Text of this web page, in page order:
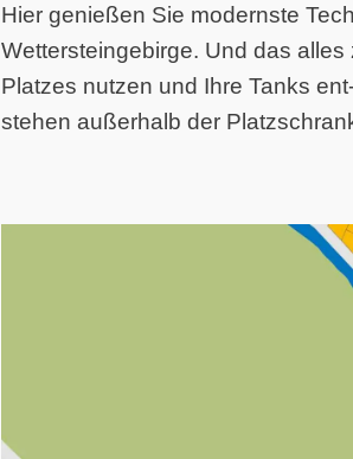
Hier genießen Sie modernste
Wettersteingebirge. Und das
Platzes nutzen und Ihre Tanks
stehen außerhalb der